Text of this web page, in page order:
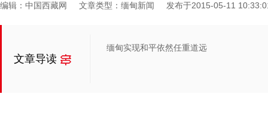
编辑：中国西藏网 文章类型：缅甸新闻 发布于2015-05-11
文章导读
缅甸实现和平依然任重道远